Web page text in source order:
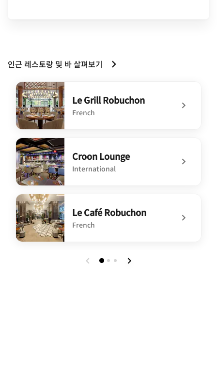
인근 레스토랑 및 바 살펴보기
Le Grill Robuchon
French
undefined Le Grill Robuchon
Croon Lounge
International
undefined Croon Lounge
Le Café Robuchon
French
undefined Le Café Robuchon